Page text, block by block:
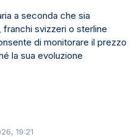
a seconda che sia
franchi svizzeri o sterline
di monitorare il prezzo
la sua evoluzione
19:21